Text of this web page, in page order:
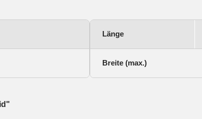
Länge
Breite (max.)